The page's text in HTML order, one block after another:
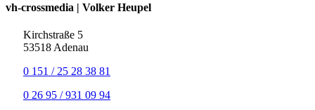
vh-crossmedia | Volker Heupel
Kirchstraße 5
53518 Adenau
0 151 / 25 28 38 81
0 26 95 / 931 09 94